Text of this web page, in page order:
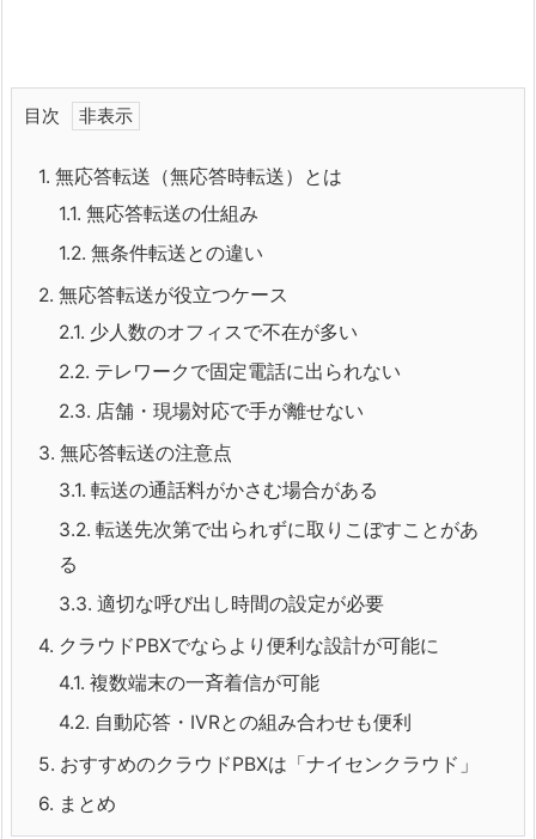
目次
1. 無応答転送（無応答時転送）とは
1.1. 無応答転送の仕組み
1.2. 無条件転送との違い
2. 無応答転送が役立つケース
2.1. 少人数のオフィスで不在が多い
2.2. テレワークで固定電話に出られない
2.3. 店舗・現場対応で手が離せない
3. 無応答転送の注意点
3.1. 転送の通話料がかさむ場合がある
3.2. 転送先次第で出られずに取りこぼすことがあ
る
3.3. 適切な呼び出し時間の設定が必要
4. クラウドPBXでならより便利な設計が可能に
4.1. 複数端末の一斉着信が可能
4.2. 自動応答・IVRとの組み合わせも便利
5. おすすめのクラウドPBXは「ナイセンクラウド」
6. まとめ